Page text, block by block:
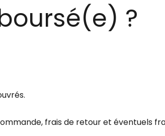
?
frais de retour et éventuels